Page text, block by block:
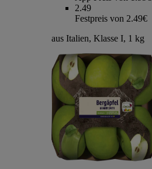
2.49
Festpreis von 2.49€
aus Italien, Klasse I, 1 kg